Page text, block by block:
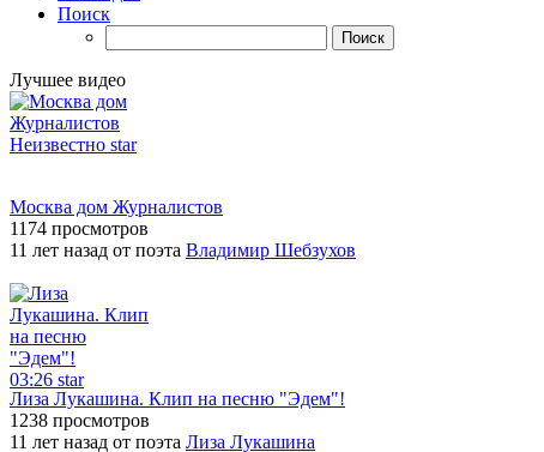
Поиск
Лучшее видео
Неизвестно star
Москва дом Журналистов
1174 просмотров
11 лет назад от поэта Владимир Шебзухов
03:26 star
Лиза Лукашина. Клип на песню "Эдем"!
1238 просмотров
11 лет назад от поэта Лиза Лукашина